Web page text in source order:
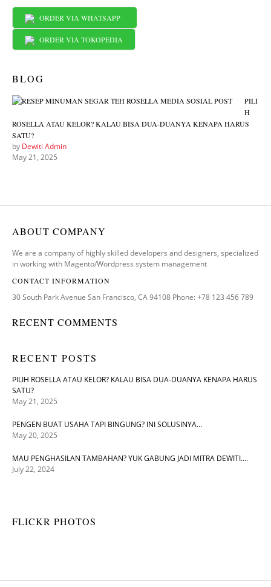
ORDER VIA WHATSAPP
ORDER VIA TOKOPEDIA
BLOG
PILI
H
ROSELLA ATAU KELOR? KALAU BISA DUA-DUANYA KENAPA HARUS
SATU?
by Dewiti Admin
May 21, 2025
ABOUT COMPANY
We are a company of highly skilled developers and designers, specialized
in working with Magento/Wordpress system management
CONTACT INFORMATION
30 South Park Avenue San Francisco, CA 94108 Phone: +78 123 456 789
RECENT COMMENTS
RECENT POSTS
PILIH ROSELLA ATAU KELOR? KALAU BISA DUA-DUANYA KENAPA HARUS
SATU?
May 21, 2025
PENGEN BUAT USAHA TAPI BINGUNG? INI SOLUSINYA…
May 20, 2025
MAU PENGHASILAN TAMBAHAN? YUK GABUNG JADI MITRA DEWITI….
July 22, 2024
FLICKR PHOTOS